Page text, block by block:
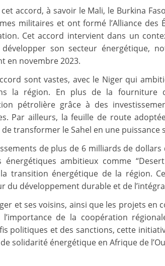
accord, à savoir le Mali, le Burkina
militaires et ont formé l’Alliance des
Cet accord intervient dans un
son secteur énergétique,
en novembre 2023.
sont vastes, avec le Niger qui
la région. En plus de la fourniture
pétrolière grâce à des
Par ailleurs, la feuille de route
de transformer le Sahel en une puissance
de plus de 6 milliards de
ambitieux comme
transition énergétique de la région.
du développement durable et de
et ses voisins, ainsi que les projets en
l’importance de la coopération
politiques et des sanctions, cette
solidarité énergétique en Afrique de